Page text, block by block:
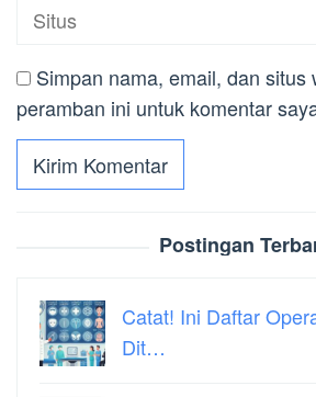
Simpan nama, email, dan situs
peramban ini untuk komentar
Postingan
Catat! Ini Daftar
Dit…